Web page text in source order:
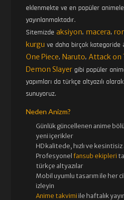
eklenmekte ve en popüler
yayınlanmaktadır.
Sitemizdeaksiyon, macera,
kurgu ve daha birçok kategoride
One Piece, Naruto,Attack on
Demon Slayer gibi popüler
yapımları da türkçe altyazılı
sunuyoruz.
Neden Anizm?
Günlük güncellenen anime
yeni içerikler
HD kalitede, hızlı ve kesintisiz
Profesyonelfansub ekipleri
türkçe altyazılar
Mobil uyumlu tasarım ile her
izleyin
Anime takvimi ile haftalık